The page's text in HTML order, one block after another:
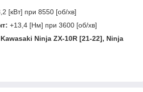
[кВт] при 8550 [об/хв]
+13,4 [Нм] при 3600 [об/хв]
Ninja ZX-10R [21-22], Ninja